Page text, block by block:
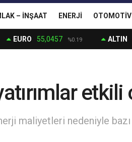
– İNŞAAT ENERJI OTOMOTIV
EURO 55,0457 %0.19 ALTIN
etkili
maliyetleri nedeniyle bazı